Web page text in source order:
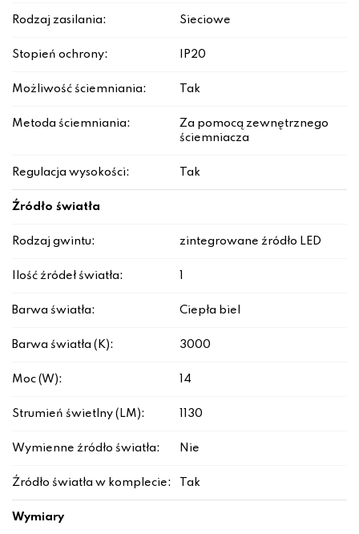
Rodzaj zasilania: Sieciowe
Stopień ochrony: IP20
Możliwość ściemniania: Tak
Metoda ściemniania:
Za pomocą zewnętrznego
ściemniacza
Regulacja wysokości: Tak
Źródło światła
Rodzaj gwintu: zintegrowane źródło LED
Ilość źródeł światła:
Barwa światła: Ciepła biel
Barwa światła (K): 3000
Moc (W): 14
Strumień świetlny (LM): 1130
Wymienne źródło światła: Nie
Źródło światła w komplecie: Tak
Wymiary